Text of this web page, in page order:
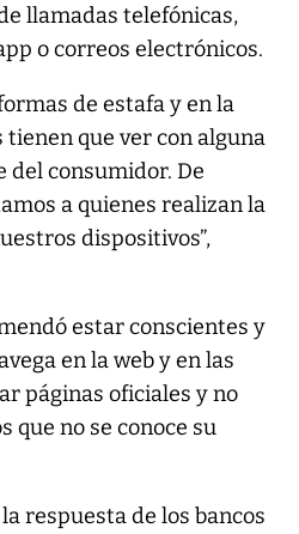
llamadas telefónicas,
o correos electrónicos.
de estafa y en la
tienen que ver con alguna
consumidor. De
a quienes realizan la
dispositivos”,
estar conscientes y
en la web y en las
páginas oficiales y no
que no se conoce su
respuesta de los bancos